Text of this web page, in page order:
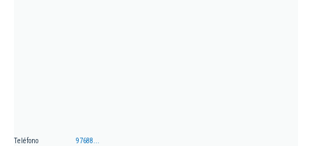
Teléfono 97688...